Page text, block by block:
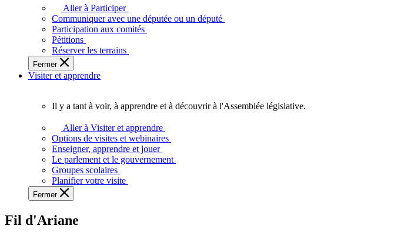
fonctionner
plein
potentiel,
l'Assemblée
a
besoin
Aller à Participer
Communiquer avec une députée ou un député
Participation aux comités
Pétitions
Réserver les terrains
Fermer
Visiter et apprendre
voir,
apprendre
et
découvrir
Il y a tant à voir, à apprendre et à découvrir à l'Assemblée législative.
Aller à Visiter et apprendre
Options de visites et webinaires
Enseigner, apprendre et jouer
Le parlement et le gouvernement
Groupes scolaires
Planifier votre visite
Fermer
Fil d'Ariane